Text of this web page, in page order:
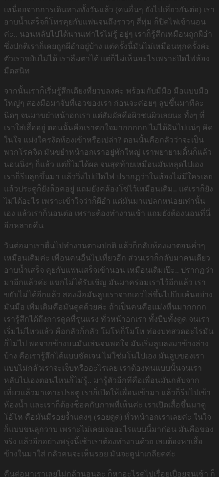
เหนื่อยจากการเดินทางทั้งวันแล้ว (คนอื่นๆ ยังไปเที่ยวกันต่อ) เรา
อาบน้ำเสร็จก็โทรคุยกับแฟนจนถึงราวๆ สี่ทุ่ม ก็ปิดไฟเข้านอน
ค่ะ.. นอนหลับไปได้นานเท่าไรไม่รู้ อยู่ๆ เราก็รู้สึกเหมือนถูกผีอำ
ซึ่งปกติเราก็เคยถูกผีอำอยู่บ้าง แต่ครั้งนี้มันไม่เหมือนทุกครั้งค่ะ
ตัวเราขยับไม่ได้ เราลืมตาได้ แต่ก็ไม่เห็นอะไรเพราะปิดไฟห้อง
มืดสนิท
จากนั้นเราก็เริ่มรู้สึกเตียงที่ยวบลงค่ะ พร้อมกับมีมือ มือแบบมือ
ใหญ่ๆ สองมือมาจับที่เอวของเรา ก่อนจะค่อยๆ ลูบขึ้นมาทีละ
นิดๆ จนมาขยำหน้าอกเรา แต่สัมผัสคือผิวชนผิวเลยนะ ทั้งๆ ที่
เราใส่เสื้ออยู่ ตอนนั้นคือเราตกใจมากกกกก ไม่ได้ฝันไปแน่ๆ คิด
ในใจ แม่งใครงัดห้องเข้าหรือเปล่า? ตอนนั้นคือกลัวว่าจะเป็น
พวกโรคจิต มันขยำหน้าอกเราอยู่พักใหญ่ เราพยายามดิ้นก็แล้ว
นอนนิ่งๆ ก็แล้ว แต่ก็ไม่ได้ผล จนสุดท้ายเหมือนมันหลุดไปเอง
เราก็รีบลุกขึ้นมา แล้ววิ่งไปเปิดไฟ ปรากฏว่าในห้องไม่มีใครเลย
แล้วประตูก็ยังล็อคอยู่ แถมยังคล้องโซ่ไว้เหมือนเดิม.. แต่เราก็ยัง
ไม่ได้อะไร เพราะเข้าใจว่าก็ผีอำ แต่มันมาแปลกหน่อยเท่านั้น
เอง แล้วเราก็นอนต่อ เพราะต้องทำงานเช้า แถมยังต้องนอนที่นี่
อีกหลายคืน
วันต่อมาเราตื่นไปทำงานตามปกติ แล้วก็กลับห้องมาตอนค่ำๆ
เหมือนเดิมค่ะ เพื่อนคนอื่นไปเที่ยวอีก ส่วนเราก็กลับมาคนเดียว
อาบน้ำเสร็จ คุยกับแฟนเสร็จเข้านอน เหมือนเดิมเป๊ะ.. ปรากฏว่า
มาอีกแล้วค่ะ แขกไม่ได้รับเชิญ มันมาคร่อมเราไว้อีกแล้ว เรา
ขยับไม่ได้อีกแล้ว สองมือมันลูบเราจากเอวไล่ขึ้นไปบีบเค้นอย่าง
มันมือ เพิ่มเติมคือมันดูดด้วยค่ะ ถ้าเป็นคนคือแม่งหื่นมากกกก
เรารู้สึกได้ถึงการดูดที่รุนแรง ทั่วหน้าอกเรา ทั้งบีบทั้งดูด จนเรา
เริ่มไม่ไหวแล้ว คือกลัวก็กลัว โมโหก็โมโห ท่องบทสวดอะไรมัน
ก็ไม่ไป พอจากข้างบนมันเล่นจนพอใจ มันเริ่มลูบลงมาข้างล่าง
บ้าง คือเรารู้สึกได้แบบชัดเจน ไม่ใช่มโนไปเอง มันลูบของเรา
แบบไม่กลัวเราจะเจ็บหรืออะไรเลย เราต้องทนแบบนั้นจนเรา
หลับไปเองตอนไหนก็ไม่รู้.. มารู้ตัวอีกทีคือเพื่อนมันกลับจาก
เที่ยวแล้วมาเคาะประตู เราก็เปิดให้เพื่อนเข้ามา แล้วก็รีบไปเข้า
ห้องน้ำ และเราก็ต้องช็อคกับภาพที่เห็นค่ะ เราเปิดเสื้อขึ้นมาดู
โอ้โห คือมันมีรอยจ้ำแดงๆ (รอยดูด) ทั่วหน้าอกเราเลยค่ะ ในใจ
ก็แบบขนลุกวาบ เพราะไม่เคยเจออะไรแบบนี้มาก่อน มันคือของ
จริง แล้วอีกอย่างพรุ่งนี้เช้าเราต้องทำงานด้วย เลยต้องหาเสื้อ
ข้างในมาใส่ กลัวคนจะเห็นรอย มันจะดูน่าเกลียดค่ะ
คืนต่อมาเราเลยไม่กล้านอนละ ก็หาอะไรดูไปเรื่อยเปื่อยจนเช้า ก็